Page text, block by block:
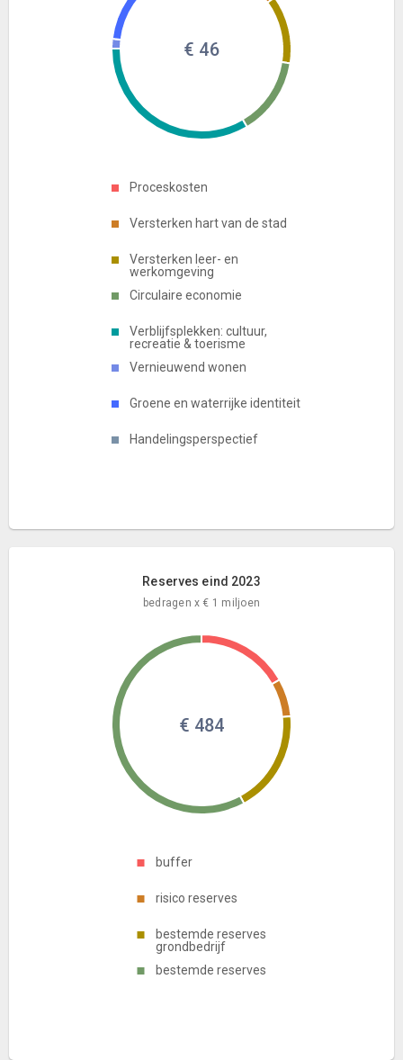
€ 46
Proceskosten
Versterken hart van de stad
Versterken leer- en
werkomgeving
Circulaire economie
Verblijfsplekken: cultuur,
recreatie & toerisme
Vernieuwend wonen
Groene en waterrijke identiteit
Handelingsperspectief
Reserves eind 2023
bedragen x € 1 miljoen
€ 484
buffer
risico reserves
bestemde reserves
grondbedrijf
bestemde reserves